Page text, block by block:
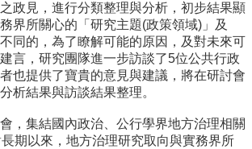
政見，進行分類整理與分析， 初步結果顯
界所關心的「研究主題(政策領域) 」及
同的，為了瞭解可能的原因， 及對未來可
言， 研究團隊進一步訪談了5位公共行政
也提供了寶貴的意見與建議， 將在研討會
析結果與訪談結果整理。
，集結國內政治、 公行學界地方治理相關
期以來， 地方治理研究取向與實務界所